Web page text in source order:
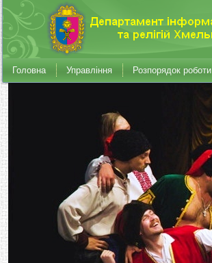
Головна Управління Розпорядок роботи